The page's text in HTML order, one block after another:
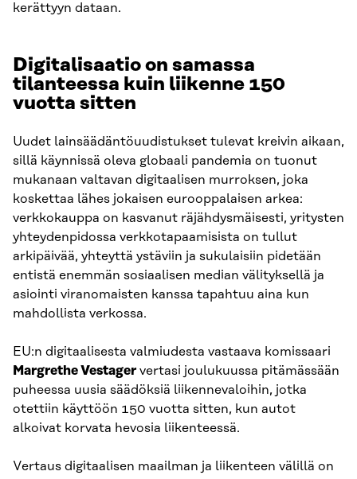
kerättyyn dataan.
Digitalisaatio on samassa
tilanteessa kuin liikenne 150
vuotta sitten
Uudet lainsäädäntöuudistukset tulevat kreivin aikaan,
sillä käynnissä oleva globaali pandemia on tuonut
mukanaan valtavan digitaalisen murroksen, joka
koskettaa lähes jokaisen eurooppalaisen arkea:
verkkokauppa on kasvanut räjähdysmäisesti, yritysten
yhteydenpidossa verkkotapaamisista on tullut
arkipäivää, yhteyttä ystäviin ja sukulaisiin pidetään
entistä enemmän sosiaalisen median välityksellä ja
asiointi viranomaisten kanssa tapahtuu aina kun
mahdollista verkossa.
EU:n digitaalisesta valmiudesta vastaava komissaari
Margrethe Vestager vertasi joulukuussa pitämässään
puheessa uusia säädöksiä liikennevaloihin, jotka
otettiin käyttöön 150 vuotta sitten, kun autot
alkoivat korvata hevosia liikenteessä.
Vertaus digitaalisen maailman ja liikenteen välillä on